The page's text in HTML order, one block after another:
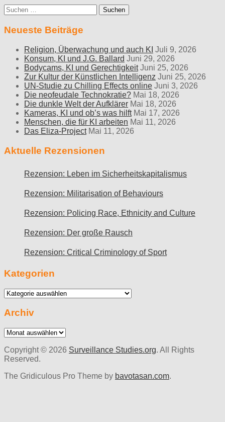
Suche
nach:
Neueste Beiträge
Religion, Überwachung und auch KI Juli 9, 2026
Konsum, KI und J.G. Ballard Juni 29, 2026
Bodycams, KI und Gerechtigkeit Juni 25, 2026
Zur Kultur der Künstlichen Intelligenz Juni 25, 2026
UN-Studie zu Chilling Effects online Juni 3, 2026
Die neofeudale Technokratie? Mai 18, 2026
Die dunkle Welt der Aufklärer Mai 18, 2026
Kameras, KI und ob’s was hilft Mai 17, 2026
Menschen, die für KI arbeiten Mai 11, 2026
Das Eliza-Project Mai 11, 2026
Aktuelle Rezensionen
Rezension: Leben im Sicherheitskapitalismus
Rezension: Militarisation of Behaviours
Rezension: Policing Race, Ethnicity and Culture
Rezension: Der große Rausch
Rezension: Critical Criminology of Sport
Kategorien
Kategorien
Archiv
Archiv
Copyright © 2026 Surveillance Studies.org. All Rights
Reserved.
The Gridiculous Pro Theme by bavotasan.com.